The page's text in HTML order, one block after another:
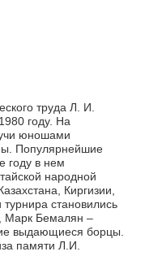
труда Л. И.
году. На
юношами
Популярнейшие
году в нем
народной
Киргизии,
становились
Марк Бемалян –
выдающиеся борцы.
памяти Л.И.